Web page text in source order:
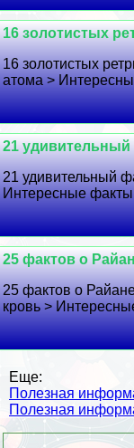
16 золотистых
16 золотистых
атома >
21
21 удивительный
Интересные
25 фактов о
25 фактов о
кровь >
Еще:
Полезная
Полезная